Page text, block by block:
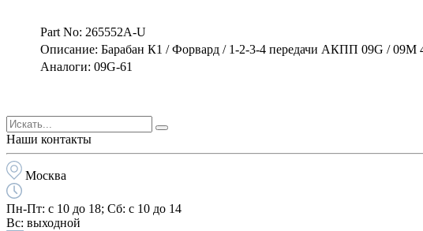
Part No: 265552A-U
Описание: Барабан К1 / Форвард / 1-2-3-4 передачи АКПП 09G / 09M
Аналоги: 09G-61
Наши контакты
Москва
Пн-Пт: с 10 до 18; Cб: с 10 до 14
Вс: выходной